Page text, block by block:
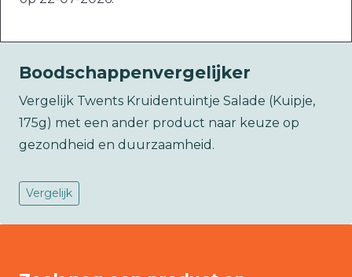
Boodschappenvergelijker
Vergelijk Twents Kruidentuintje Salade (Kuipje,
175g) met een ander product naar keuze op
gezondheid en duurzaamheid.
Vergelijk